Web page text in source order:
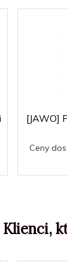
[JAWO]
Ceny
Klienci,